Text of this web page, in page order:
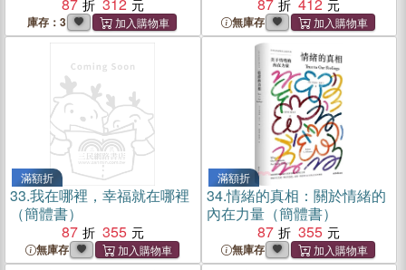
庫存：3 無庫存
滿額折
33.我在哪裡，幸福就在哪裡
（簡體書）
87
355
無庫存
滿額折
34.情緒的真相：關於情緒的
內在力量（簡體書）
87
355
無庫存